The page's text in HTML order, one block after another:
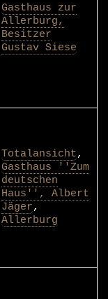
Gasthaus zur
Allerburg,
Besitzer
Gustav Siese
Totalansicht,
Gasthaus ''Zum
deutschen
Haus'', Albert
Jäger,
Allerburg